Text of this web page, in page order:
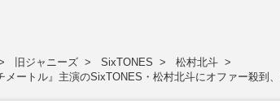
旧ジャニーズ SixTONES
松村北斗
メートル』主演のSixTONES・松村北斗にオファー殺到